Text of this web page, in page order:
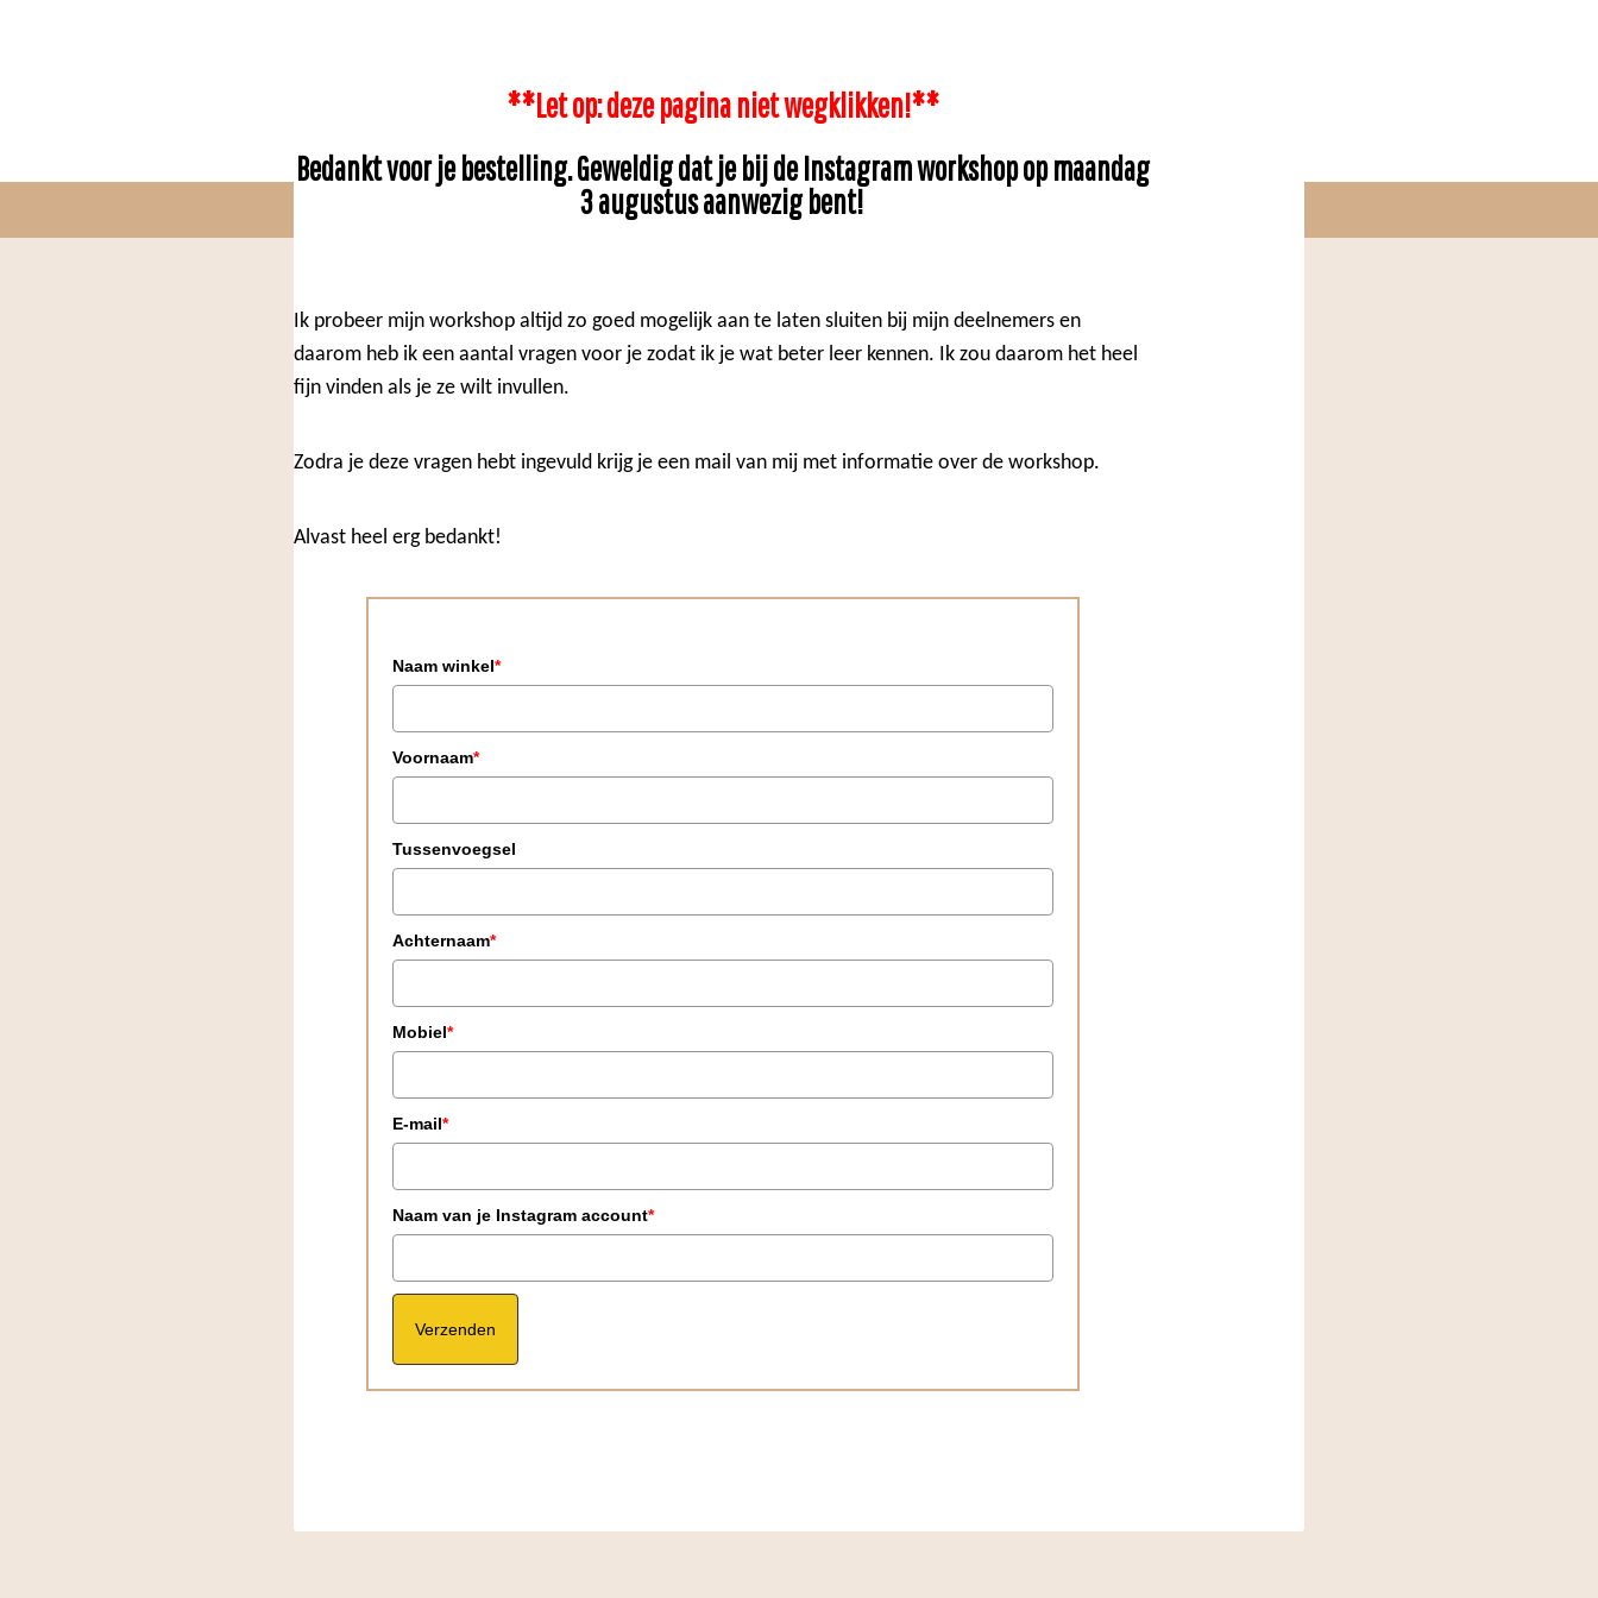
**Let op: deze pagina niet wegklikken!**
Bedankt voor je bestelling. Geweldig dat je bij de Instagram workshop op maandag
3 augustus aanwezig bent!
Ik probeer mijn workshop altijd zo goed mogelijk aan te laten sluiten bij mijn deelnemers en
daarom heb ik een aantal vragen voor je zodat ik je wat beter leer kennen. Ik zou daarom het heel
fijn vinden als je ze wilt invullen.
Zodra je deze vragen hebt ingevuld krijg je een mail van mij met informatie over de workshop.
Alvast heel erg bedankt!
Naam winkel*
Voornaam*
Tussenvoegsel
Achternaam*
Mobiel*
E-mail*
Naam van je Instagram account*
Verzenden